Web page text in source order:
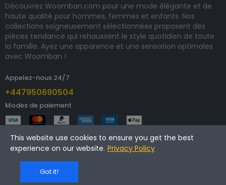
Découvrez Woomban.com pour une mode élégante et de
haute qualité pour hommes, femmes et enfants. Nos
collections soigneusement sélectionnées proposent des
pièces tendance qui rehaussent le style quotidien de toute
la famille. Ayez une apparence et une sensation optimales
avec Woomban !
Appelez-nous 24/7
+447950690504
Modes de paiement
Copyright © 2024 woomban.com. Tous droits réservés.
This website use cookies to ensure you get the best
experience on our website. Privacy Policy
Got it!